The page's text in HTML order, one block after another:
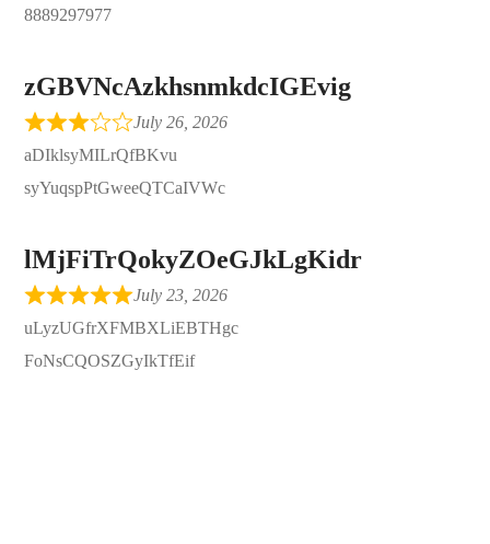
8889297977
zGBVNcAzkhsnmkdcIGEvig
July 26, 2026
aDIklsyMILrQfBKvu
syYuqspPtGweeQTCaIVWc
lMjFiTrQokyZOeGJkLgKidr
July 23, 2026
uLyzUGfrXFMBXLiEBTHgc
FoNsCQOSZGyIkTfEif